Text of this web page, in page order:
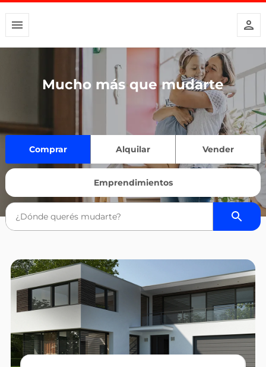
Mucho más que mudarte
Comprar Alquilar Vender
Emprendimientos